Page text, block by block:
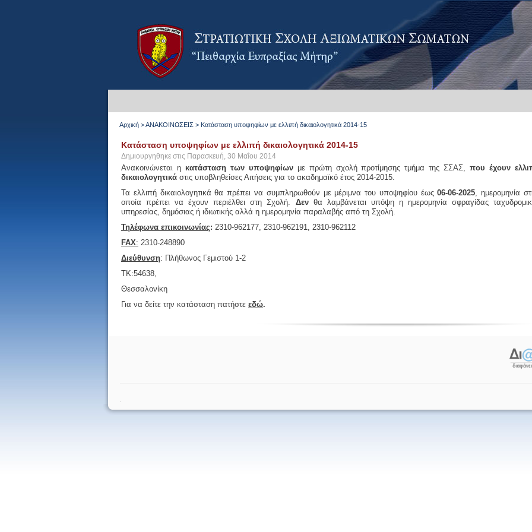
Αρχική >ΑΝΑΚΟΙΝΩΣΕΙΣ > Κατάσταση υποψηφίων με ελλιπή δικαιολογητικά 2014-15
Κατάσταση υποψηφίων με ελλιπή δικαιολογητικά 2014-15
Δημιουργηθηκε στις Παρασκευή, 30 Μαΐου 2014
Ανακοινώνεται ηκατάσταση των υποψηφίωνμε πρώτη σχολή προτίμησης τμήμα της ΣΣΑΣ, που έχουν
δικαιολογητικά στις υποβληθείσες Αιτήσεις για το ακαδημαϊκό έτος 2014-2015.
Τα ελλιπή δικαιολογητικά θα πρέπει να συμπληρωθούν με μέριμνα του υποψηφίου έως06-06-2025, ημερομηνία
οποία πρέπει να έχουν περιέλθει στη Σχολή. Δενθα λαμβάνεται υπόψη η ημερομηνία σφραγίδας
υπηρεσίας, δημόσιας ή ιδιωτικής αλλά η ημερομηνία παραλαβής από τη Σχολή.
Τηλέφωνα επικοινωνίας: 2310-962177, 2310-962191, 2310-962112
FAX: 2310-248890
Διεύθυνση: Πλήθωνος Γεμιστού 1-2
ΤΚ:54638,
Θεσσαλονίκη
Για να δείτε την κατάσταση πατήστε εδώ.